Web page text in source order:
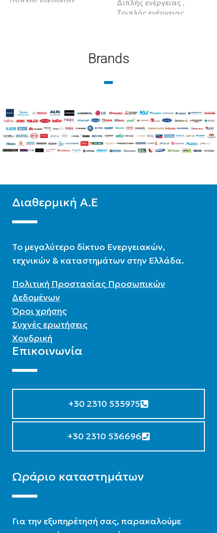
ΥΛΙΚΌ Glass
Διπλής ενέργειας ,
Τριπλής ενέργειας
ΕΠΙΦΆΝΕΙΑ(M2) 2,5
ΣΥΛΛΈΚΤΗΣ
Brands
Διαθερμική Α.Ε
To μεγαλύτερο δίκτυο Ενεργειακών,
τεχνικών & καταστημάτων στην Ελλάδα.
Πολιτική Προστασίας Προσωπικών
Δεδομένων
Όροι χρήσης
Συχνές ερωτήσεις
Χονδρική
Επικοινωνία
+30 2310 535975
+30 2310 536696
Ωράριο καταστημάτων
Για την εξυπηρέτησή σας, παρακαλούμε